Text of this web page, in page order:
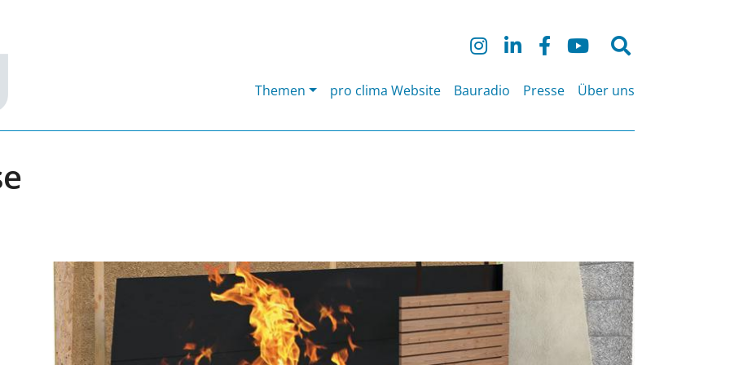
Suche
nach:
Themen
pro clima Website Bauradio Presse Über uns